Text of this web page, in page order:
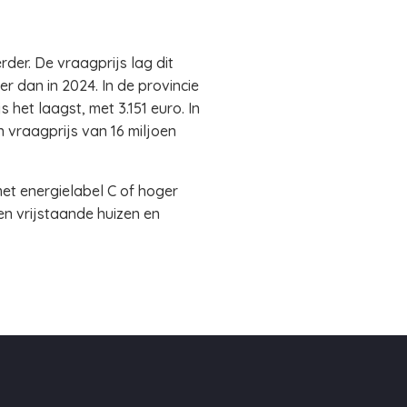
De vraagprijs lag dit
dan in 2024. In de provincie
laagst, met 3.151 euro. In
vraagprijs van 16 miljoen
energielabel C of hoger
vrijstaande huizen en